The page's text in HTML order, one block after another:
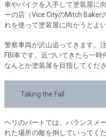
車やバイクを入手して塗装屋に
ーの店（Vice CityのMitch Baker
れを使って塗装屋に向かうとよ
警察車両が沢山追ってきます。
FBI車です。近づいてきたら一時
なんとか塗装屋を目指してくださ
Taking the Fall
ヘリのパートでは、バランスメ
れた場所の敵を倒していってく